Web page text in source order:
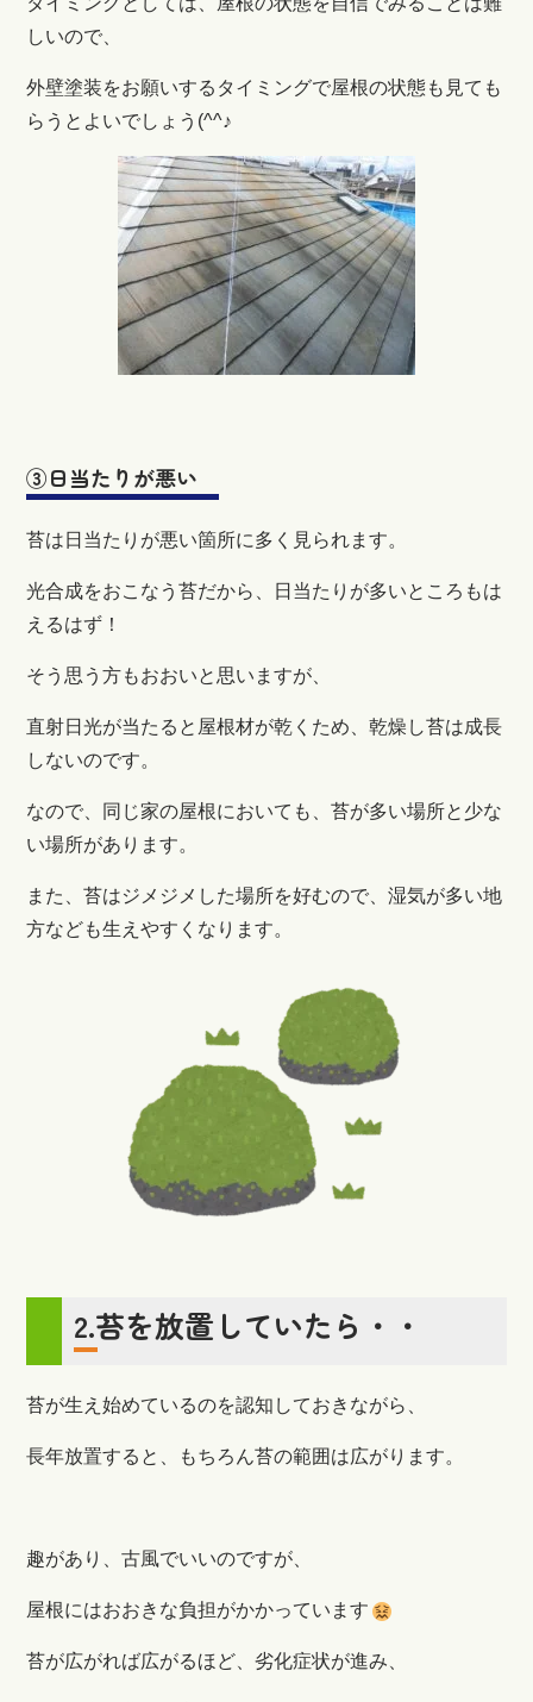
しいので、
外壁塗装をお願いするタイミングで屋根の状態も見ても
らうとよいでしょう(^^♪
③日当たりが悪い
苔は日当たりが悪い箇所に多く見られます。
光合成をおこなう苔だから、日当たりが多いところもは
えるはず！
そう思う方もおおいと思いますが、
直射日光が当たると屋根材が乾くため、乾燥し苔は成長
しないのです。
なので、同じ家の屋根においても、苔が多い場所と少な
い場所があります。
また、苔はジメジメした場所を好むので、湿気が多い地
方なども生えやすくなります。
2.苔を放置していたら・・
苔が生え始めているのを認知しておきながら、
長年放置すると、もちろん苔の範囲は広がります。
趣があり、古風でいいのですが、
屋根にはおおきな負担がかかっています
苔が広がれば広がるほど、劣化症状が進み、